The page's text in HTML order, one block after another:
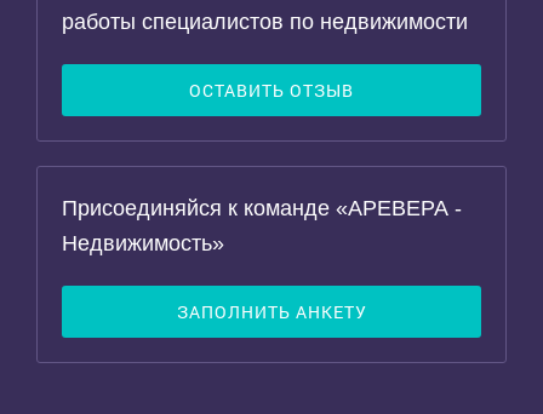
работы специалистов по недвижимости
ОСТАВИТЬ ОТЗЫВ
Присоединяйся к команде «АРЕВЕРА -
Недвижимость»
ЗАПОЛНИТЬ АНКЕТУ